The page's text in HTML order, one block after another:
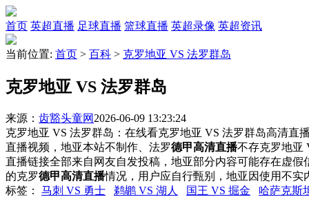
首页 英超直播 足球直播 篮球直播 英超录像 英超资讯
当前位置: 首页 > 百科 > 克罗地亚 VS 法罗群岛
克罗地亚 VS 法罗群岛
来源： 齿豁头童网 2026-06-09 13:23:24
克罗地亚 VS 法罗群岛：在线看克罗地亚 VS 法罗群岛高清直
直播视频，地亚本站不制作、法罗德甲高清直播不存克罗地亚
直播链接全部来自网友自发投稿，地亚部分内容可能存在虚
的克罗德甲高清直播情况，用户应自行甄别，地亚因使用不
标签 ： 马刺 VS 勇士 鹈鹕 VS 湖人 国王 VS 掘金
哈萨克斯